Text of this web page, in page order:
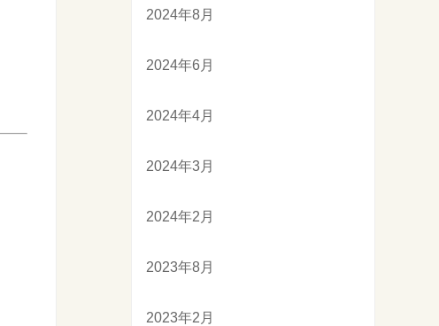
2024年8月
2024年6月
2024年4月
2024年3月
2024年2月
2023年8月
2023年2月